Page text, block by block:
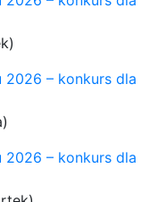
2026 – konkurs dla
2026 – konkurs dla